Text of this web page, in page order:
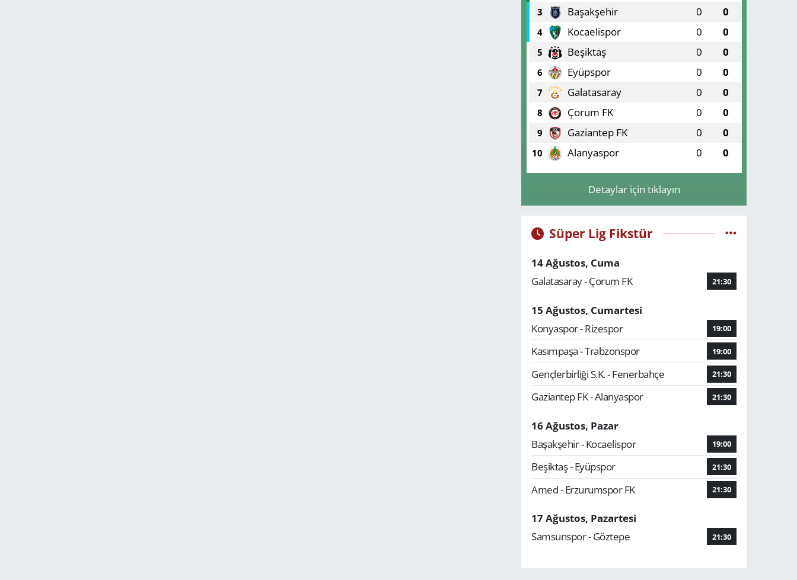
3 Başakşehir 0 0
4 Kocaelispor 0 0
5 Beşiktaş 0 0
6 Eyüpspor 0 0
7 Galatasaray 0 0
8 Çorum FK 0 0
9 Gaziantep FK 0 0
10 Alanyaspor 0 0
Detaylar için tıklayın
Süper Lig Fikstür
14 Ağustos, Cuma
Galatasaray - Çorum FK
21:30
15 Ağustos, Cumartesi
Konyaspor - Rizespor
19:00
Kasımpaşa - Trabzonspor 19:00
Gençlerbirliği S.K. - Fenerbahçe 21:30
Gaziantep FK - Alanyaspor 21:30
16 Ağustos, Pazar
Başakşehir - Kocaelispor
19:00
Beşiktaş - Eyüpspor 21:30
Amed - Erzurumspor FK 21:30
17 Ağustos, Pazartesi
Samsunspor - Göztepe
21:30